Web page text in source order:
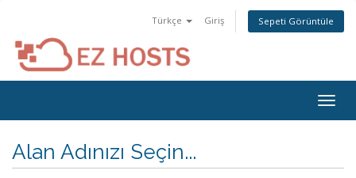
Türkçe Giriş Sepeti Görüntüle
Alan Adınızı Seçin...